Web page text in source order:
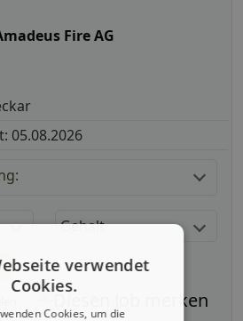
Fire AG
05.08.2026
Gehalt
verwendet
Cookies.
Cookies, um die